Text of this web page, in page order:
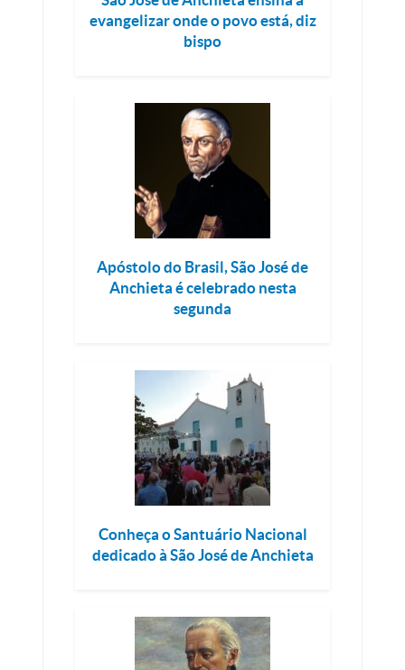
evangelizar onde o povo está, diz
bispo
Apóstolo do Brasil, São José de
Anchieta é celebrado nesta
segunda
Conheça o Santuário Nacional
dedicado à São José de Anchieta